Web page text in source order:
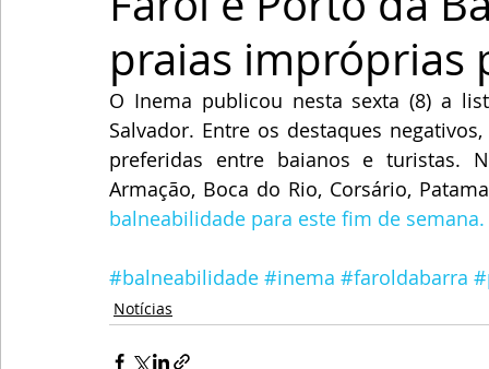
praias impróprias
O Inema publicou nesta sexta (8) a
Salvador. Entre os destaques
preferidas entre baianos e turistas.
Armação, Boca do Rio, Corsário,
balneabilidade para este fim de semana.
#balneabilidade #inema #faroldabarra
Notícias